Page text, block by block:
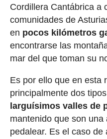
Cordillera Cantábrica a
comunidades de
en pocos kilómetros
encontrarse las
mar del que toman su
Es por ello que en esta
principalmente dos
larguísimos valles de
mantenido que son
pedalear. Es el caso